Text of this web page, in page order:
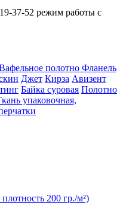
37-52 режим работы с
полотно Фланель
Джет Кирза Авизент
Байка суровая Полотно
упаковочная,
200 гр./м²)